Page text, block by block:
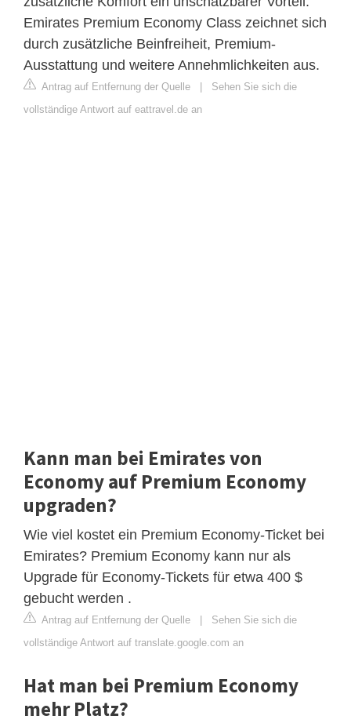
Emirates Premium Economy Class zeichnet sich
durch zusätzliche Beinfreiheit, Premium-
Ausstattung und weitere Annehmlichkeiten aus.
Antrag auf Entfernung der Quelle
Sehen Sie sich die
vollständige Antwort auf eattravel.de an
Kann man bei Emirates von
Economy auf Premium Economy
upgraden?
Wie viel kostet ein Premium Economy-Ticket bei
Emirates? Premium Economy kann nur als
Upgrade für Economy-Tickets für etwa 400 $
gebucht werden .
Antrag auf Entfernung der Quelle
Sehen Sie sich die
vollständige Antwort auf translate.google.com an
Hat man bei Premium Economy
mehr Platz?